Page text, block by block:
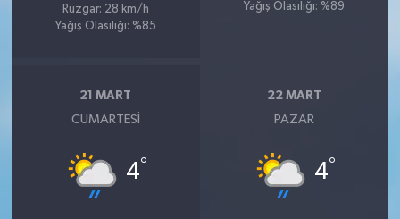
Rüzgar: 28 km/h
Yağış Olasılığı: %85
Yağış Olasılığı: %89
21 MART
CUMARTESI
4°
22 MART
PAZAR
4°